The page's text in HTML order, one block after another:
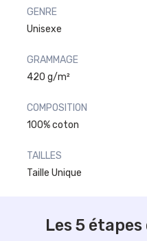
GENRE
Unisexe
GRAMMAGE
420 g/m²
COMPOSITION
100% coton
TAILLES
Taille Unique
Les 5